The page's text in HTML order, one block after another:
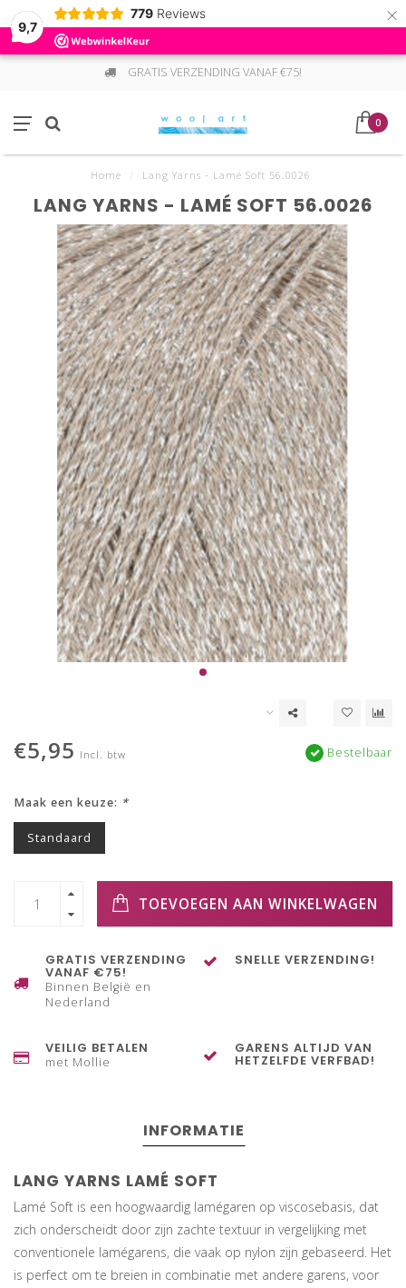
9,7
779 Reviews ×
GRATIS VERZENDING VANAF €75!
0
Home Lang Yarns - Lamé Soft 56.0026
LANG YARNS - LAMÉ SOFT 56.0026
€5,95 Incl. btw Bestelbaar
Maak een keuze: *
Standaard
TOEVOEGEN AAN WINKELWAGEN
GRATIS VERZENDING
VANAF €75!
Binnen België en
Nederland
SNELLE VERZENDING!
VEILIG BETALEN
met Mollie
GARENS ALTIJD VAN
HETZELFDE VERFBAD!
INFORMATIE
LANG YARNS LAMÉ SOFT
Lamé Soft is een hoogwaardig lamégaren op viscosebasis, dat
zich onderscheidt door zijn zachte textuur in vergelijking met
conventionele lamégarens, die vaak op nylon zijn gebaseerd. Het
is perfect om te breien in combinatie met andere garens, voor